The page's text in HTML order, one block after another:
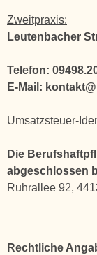
Zweitpraxis:
Leutenbacher
Telefon:
E-Mail:
Umsatzsteuer-
Die
abgeschlossen
Ruhrallee 92,
Rechtliche